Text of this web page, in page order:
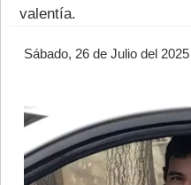
valentía.
Sábado, 26 de Julio del